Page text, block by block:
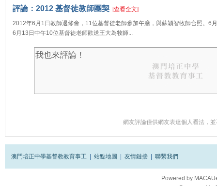
評論：2012 基督徒教師團契 [查看全文]
2012年6月1日教師退修會，11位基督徒老師參加午膳，與蘇穎智牧師合照。6
6月13日中午10位基督徒老師歡送王大為牧師...
網友評論僅供網友表達個人看法，
澳門培正中學基督教教育事工 站點地圖 友情鏈接 聯繫我們
Powered by